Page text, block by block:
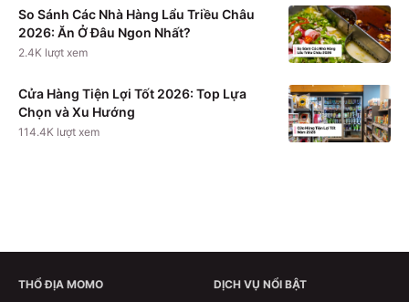
So Sánh Các Nhà Hàng Lẩu Triều Châu
2026: Ăn Ở Đâu Ngon Nhất?
2.4K lượt xem
Cửa Hàng Tiện Lợi Tốt 2026: Top Lựa
Chọn và Xu Hướng
114.4K lượt xem
Xem chi tiết
THỔ ĐỊA MOMO DỊCH VỤ NỔI BẬT